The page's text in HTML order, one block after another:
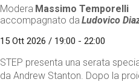
Modera Massimo Temporelli
accompagnato da Ludovico
15 Ott 2026 / 19:00 - 22:00
STEP presenta una serata
da Andrew Stanton. Dopo la